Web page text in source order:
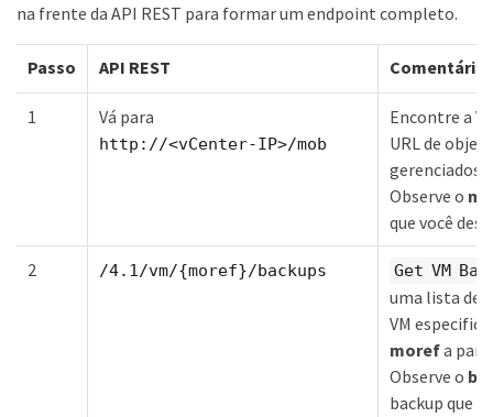
na frente da API REST para formar um endpoint completo.
Passo API REST
1 Vá para
http://<vCenter-IP>/mob
Encontre a
URL de
gerenciados
Observe o
que você
2 /4.1/vm/{moref}/backups Get VM
uma lista de
VM
morefa
Observe o
backup que